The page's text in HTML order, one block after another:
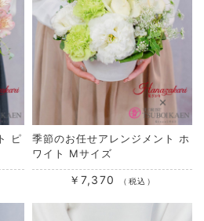
ピ
季節のお任せアレンジメント ホ
ワイト Mサイズ
￥7,370 （税込）